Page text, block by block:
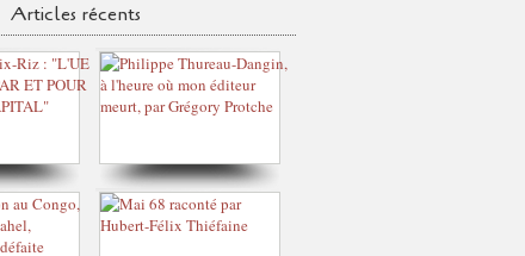
Articles récents